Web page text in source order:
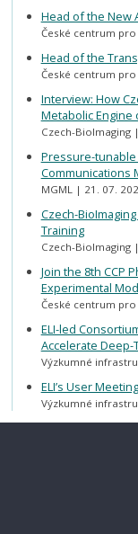
Head of the New
České centrum
Head of the
České centrum
Interview: How
Metabolic Engine
Czech-BioImaging
Pressure-tunable
Communications
MGML 21. 07.
Czech-
Training
Czech-BioImaging
Join the 8th CCP
Experimental
České centrum
ELI-led
Accelerate Deep-
Výzkumné
ELI’s User
Výzkumné